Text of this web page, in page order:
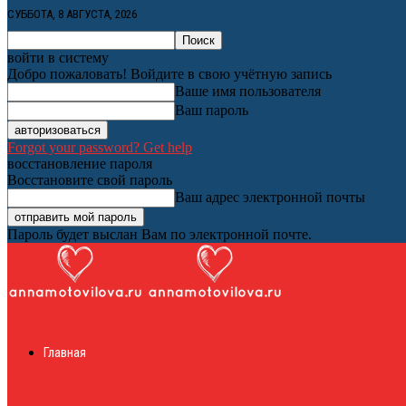
СУББОТА, 8 АВГУСТА, 2026
войти в систему
Добро пожаловать! Войдите в свою учётную запись
Ваше имя пользователя
Ваш пароль
Forgot your password? Get help
восстановление пароля
Восстановите свой пароль
Ваш адрес электронной почты
Пароль будет выслан Вам по электронной почте.
Главная